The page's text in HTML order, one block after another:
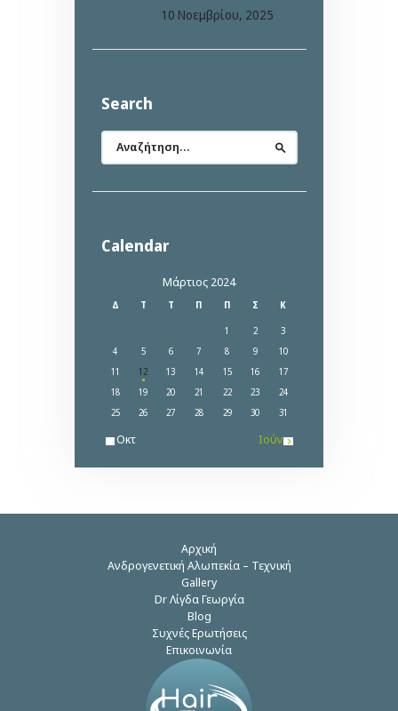
10 Νοεμβρίου, 2025
Search
Αναζήτηση
για:
Calendar
Μάρτιος 2024
Δ Τ Τ Π Π Σ Κ
1 2
3
4
5 6 7 8 9
10
11
12 13 14 15 16
17
18
19 20 21 22 23
24
25
26 27 28 29 30 31
« Οκτ Ιούν »
Αρχική
Ανδρογενετική Αλωπεκία – Τεχνική
Gallery
Dr Λίγδα Γεωργία
Blog
Συχνές Ερωτήσεις
Επικοινωνία